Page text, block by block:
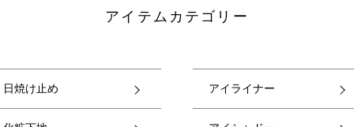
アイテムカテゴリー
日焼け止め アイライナー